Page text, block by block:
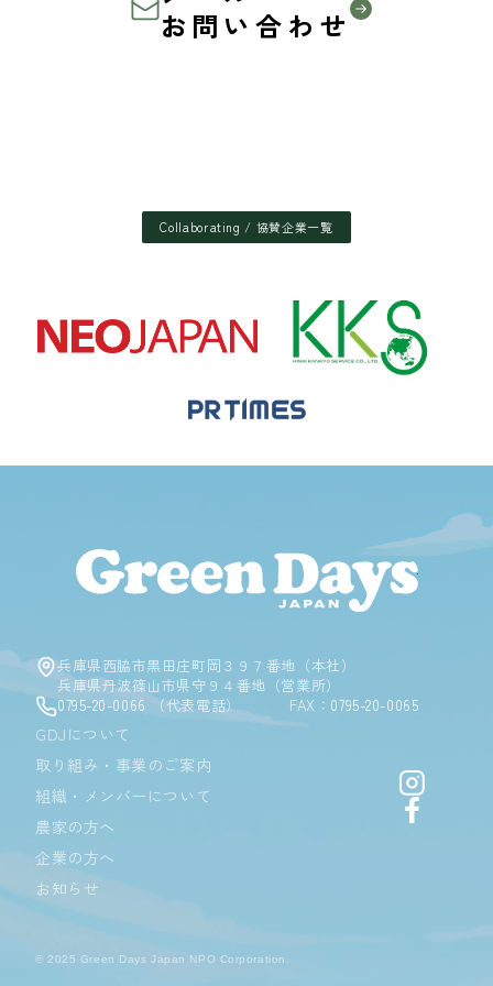
お問い合わせ
Collaborating / 協賛企業一覧
GDJについて
取り組み・事業のご案内
組織・メンバーについて
農家の方へ
企業の方へ
お知らせ
Green
兵庫県西脇市黒田庄町岡３９７番地（本社）
兵庫県丹波篠山市県守９４番地（営業所）
0795-20-0066 （代表電話） FAX： 0795-20-0065
© 2025 Green Days Japan NPO Corporation.